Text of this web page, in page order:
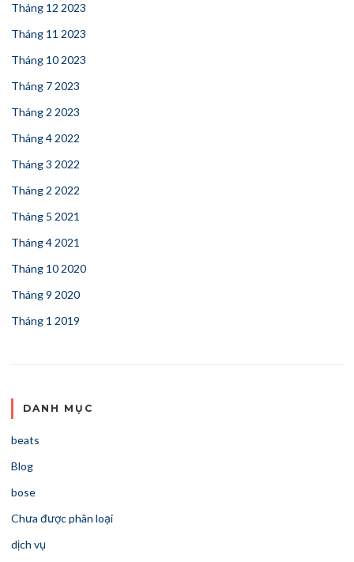
Tháng 12 2023
Tháng 11 2023
Tháng 10 2023
Tháng 7 2023
Tháng 2 2023
Tháng 4 2022
Tháng 3 2022
Tháng 2 2022
Tháng 5 2021
Tháng 4 2021
Tháng 10 2020
Tháng 9 2020
Tháng 1 2019
DANH MỤC
beats
Blog
bose
Chưa được phân loại
dịch vụ